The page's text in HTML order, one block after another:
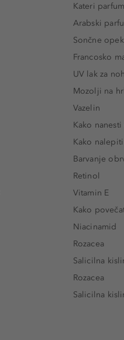
Kateri
Arabski
Sončne
Francosko
UV lak za
Mozolji na
Vazelin
Kako
Kako
Barvanje
Retinol
Vitamin E
Kako
Niacinamid
Rozacea
Salicilna
Rozacea
Salicilna